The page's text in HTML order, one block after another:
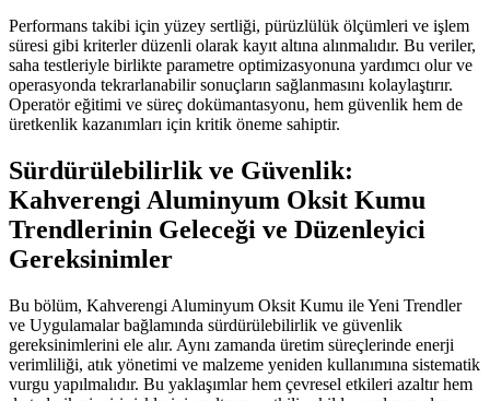
Performans takibi için yüzey sertliği, pürüzlülük ölçümleri ve işlem
süresi gibi kriterler düzenli olarak kayıt altına alınmalıdır. Bu veriler,
saha testleriyle birlikte parametre optimizasyonuna yardımcı olur ve
operasyonda tekrarlanabilir sonuçların sağlanmasını kolaylaştırır.
Operatör eğitimi ve süreç dokümantasyonu, hem güvenlik hem de
üretkenlik kazanımları için kritik öneme sahiptir.
Sürdürülebilirlik ve Güvenlik:
Kahverengi Aluminyum Oksit Kumu
Trendlerinin Geleceği ve Düzenleyici
Gereksinimler
Bu bölüm, Kahverengi Aluminyum Oksit Kumu ile Yeni Trendler
ve Uygulamalar bağlamında sürdürülebilirlik ve güvenlik
gereksinimlerini ele alır. Aynı zamanda üretim süreçlerinde enerji
verimliliği, atık yönetimi ve malzeme yeniden kullanımına sistematik
vurgu yapılmalıdır. Bu yaklaşımlar hem çevresel etkileri azaltır hem